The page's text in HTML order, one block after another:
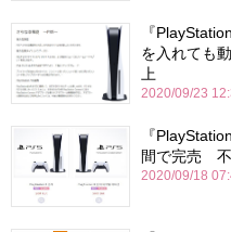
『
を入れても
上
2020/09/23
『
間で完売
2020/09/18